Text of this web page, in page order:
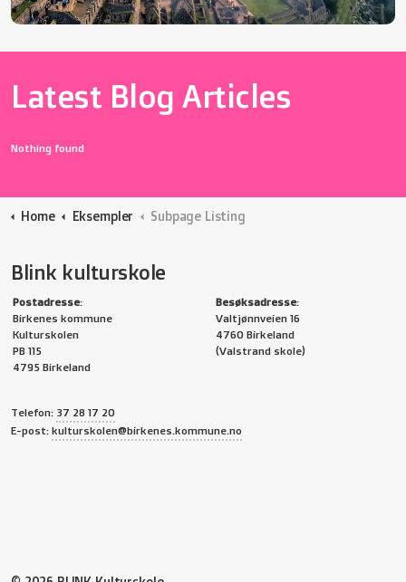
Latest Blog Articles
Nothing found
Home Eksempler Subpage Listing
Blink kulturskole
Postadresse:
Birkenes kommune
Kulturskolen
PB 115
4795 Birkeland
Besøksadresse:
Valtjønnveien 16
4760 Birkeland
(Valstrand skole)
Telefon: 37 28 17 20
E-post: kulturskolen@birkenes.kommune.no